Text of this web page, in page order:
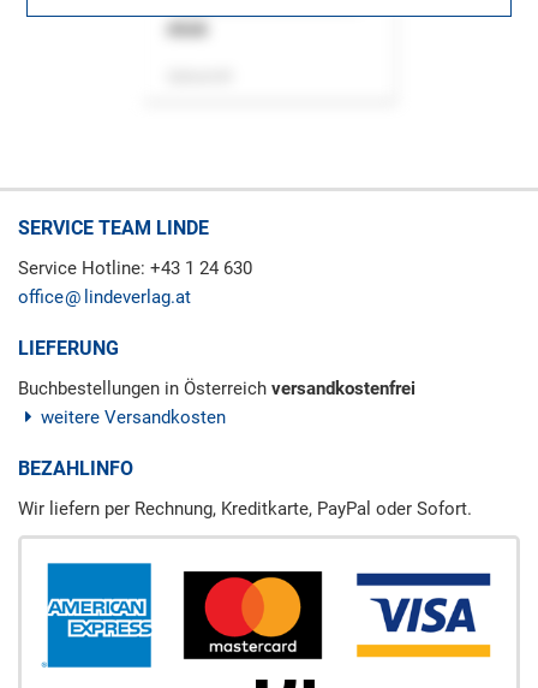
SERVICE TEAM LINDE
Service Hotline: +43 1 24 630
office
lindeverlag.at
LIEFERUNG
Buchbestellungen in Österreich versandkostenfrei
weitere Versandkosten
BEZAHLINFO
Wir liefern per Rechnung, Kreditkarte, PayPal oder Sofort.